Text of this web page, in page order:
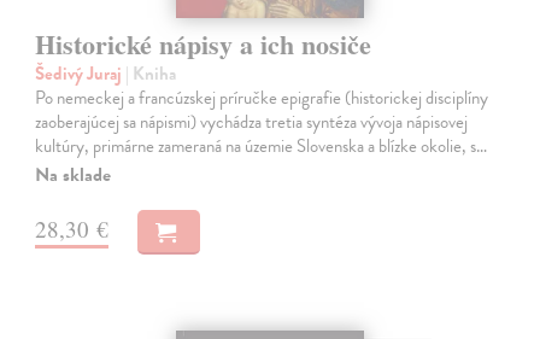
Historické nápisy a ich nosiče
Šedivý Juraj | Kniha
Po nemeckej a francúzskej príručke epigrafie (historickej disciplíny
zaoberajúcej sa nápismi) vychádza tretia syntéza vývoja nápisovej
kultúry, primárne zameraná na územie Slovenska a blízke okolie, s…
Na sklade
28,30 €